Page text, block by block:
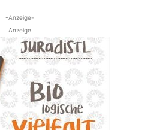
-Anzeige-
Anzeige